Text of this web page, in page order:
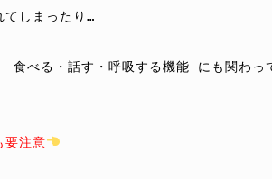
てしまったり…
食べる・話す・呼吸する機能 にも関わっ
要注意